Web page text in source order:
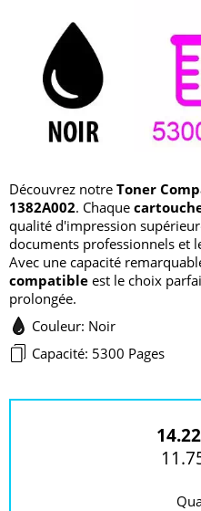
Découvrez notre Toner
1382A002. Chaque
qualité d'impression
documents professionnels et
Avec une capacité
compatible est le choix
prolongée.
Couleur: Noir
Capacité: 5300 Pages